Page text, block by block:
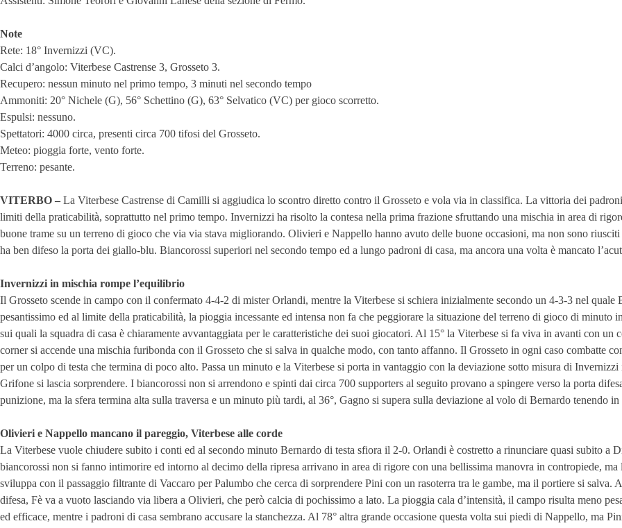
Note
Rete: 18° Invernizzi (VC).
Calci d’angolo: Viterbese Castrense 3, Grosseto 3.
Recupero: nessun minuto nel primo tempo, 3 minuti nel secondo tempo
Ammoniti: 20° Nichele (G), 56° Schettino (G), 63° Selvatico (VC) per gioco scorretto.
Espulsi: nessuno.
Spettatori: 4000 circa, presenti circa 700 tifosi del Grosseto.
Meteo: pioggia forte, vento forte.
Terreno: pesante.
VITERBO – La Viterbese Castrense di Camilli si aggiudica lo scontro diretto contro il Grosseto e vola via in classifica. La vittoria dei
limiti della praticabilità, soprattutto nel primo tempo. Invernizzi ha risolto la contesa nella prima frazione sfruttando una mischia in area di
buone trame su un terreno di gioco che via via stava migliorando. Olivieri e Nappello hanno avuto delle buone occasioni, ma non sono
ha ben difeso la porta dei giallo-blu. Biancorossi superiori nel secondo tempo ed a lungo padroni di casa, ma ancora una volta è mancato
Invernizzi in mischia rompe l’equilibrio
Il Grosseto scende in campo con il confermato 4-4-2 di mister Orlandi, mentre la Viterbese si schiera inizialmente secondo un 4-3-3 nel quale
pesantissimo ed al limite della praticabilità, la pioggia incessante ed intensa non fa che peggiorare la situazione del terreno di gioco di
sui quali la squadra di casa è chiaramente avvantaggiata per le caratteristiche dei suoi giocatori. Al 15° la Viterbese si fa viva in avanti con
corner si accende una mischia furibonda con il Grosseto che si salva in qualche modo, con tanto affanno. Il Grosseto in ogni caso combatte
per un colpo di testa che termina di poco alto. Passa un minuto e la Viterbese si porta in vantaggio con la deviazione sotto misura di
Grifone si lascia sorprendere. I biancorossi non si arrendono e spinti dai circa 700 supporters al seguito provano a spingere verso la porta
punizione, ma la sfera termina alta sulla traversa e un minuto più tardi, al 36°, Gagno si supera sulla deviazione al volo di Bernardo tenendo
Olivieri e Nappello mancano il pareggio, Viterbese alle corde
La Viterbese vuole chiudere subito i conti ed al secondo minuto Bernardo di testa sfiora il 2-0. Orlandi è costretto a rinunciare quasi subito a
biancorossi non si fanno intimorire ed intorno al decimo della ripresa arrivano in area di rigore con una bellissima manovra in contropiede, ma
sviluppa con il passaggio filtrante di Vaccaro per Palumbo che cerca di sorprendere Pini con un rasoterra tra le gambe, ma il portiere si
difesa, Fè va a vuoto lasciando via libera a Olivieri, che però calcia di pochissimo a lato. La pioggia cala d’intensità, il campo risulta meno
ed efficace, mentre i padroni di casa sembrano accusare la stanchezza. Al 78° altra grande occasione questa volta sui piedi di Nappello, ma